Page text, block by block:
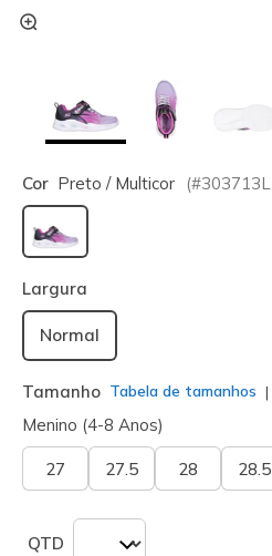
Cor Preto / Multicor (#303713L
selecionado
Largura
Normal
Tamanho Tabela de tamanhos
Menino (4-8 Anos)
27 27.5 28 28.5
QTD